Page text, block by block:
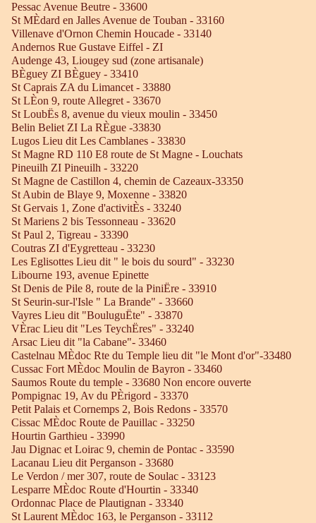
Pessac Avenue Beutre - 33600
St MÈdard en Jalles Avenue de Touban - 33160
Villenave d'Ornon Chemin Houcade - 33140
Andernos Rue Gustave Eiffel - ZI
Audenge 43, Liougey sud (zone artisanale)
BÈguey ZI BÈguey - 33410
St Caprais ZA du Limancet - 33880
St LÈon 9, route Allegret - 33670
St LoubËs 8, avenue du vieux moulin - 33450
Belin Beliet ZI La RÈgue -33830
Lugos Lieu dit Les Camblanes - 33830
St Magne RD 110 E8 route de St Magne - Louchats
Pineuilh ZI Pineuilh - 33220
St Magne de Castillon 4, chemin de Cazeaux-33350
St Aubin de Blaye 9, Moxenne - 33820
St Gervais 1, Zone d'activitÈs - 33240
St Mariens 2 bis Tessonneau - 33620
St Paul 2, Tigreau - 33390
Coutras ZI d'Eygretteau - 33230
Les Eglisottes Lieu dit " le bois du sourd" - 33230
Libourne 193, avenue Epinette
St Denis de Pile 8, route de la PiniËre - 33910
St Seurin-sur-l'Isle " La Brande" - 33660
Vayres Lieu dit "BouluguËte" - 33870
VÈrac Lieu dit "Les TeychËres" - 33240
Arsac Lieu dit "la Cabane"- 33460
Castelnau MÈdoc Rte du Temple lieu dit "le Mont d'or"-33480
Cussac Fort MÈdoc Moulin de Bayron - 33460
Saumos Route du temple - 33680 Non encore ouverte
Pompignac 19, Av du PÈrigord - 33370
Petit Palais et Cornemps 2, Bois Redons - 33570
Cissac MÈdoc Route de Pauillac - 33250
Hourtin Garthieu - 33990
Jau Dignac et Loirac 9, chemin de Pontac - 33590
Lacanau Lieu dit Perganson - 33680
Le Verdon / mer 307, route de Soulac - 33123
Lesparre MÈdoc Route d'Hourtin - 33340
Ordonnac Place de Plautignan - 33340
St Laurent MÈdoc 163, le Perganson - 33112